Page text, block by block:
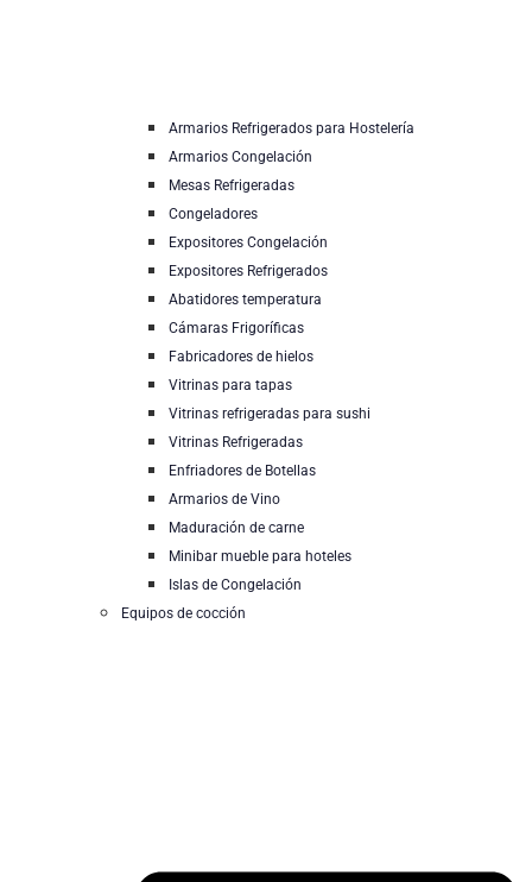
Armarios Refrigerados para Hostelería
Armarios Congelación
Mesas Refrigeradas
Congeladores
Expositores Congelación
Expositores Refrigerados
Abatidores temperatura
Cámaras Frigoríficas
Fabricadores de hielos
Vitrinas para tapas
Vitrinas refrigeradas para sushi
Vitrinas Refrigeradas
Enfriadores de Botellas
Armarios de Vino
Maduración de carne
Minibar mueble para hoteles
Islas de Congelación
Equipos de cocción